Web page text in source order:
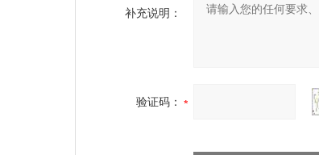
补充说明：
验证码：